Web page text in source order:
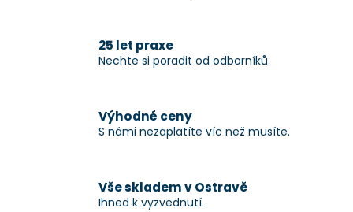
25 let praxe
Nechte si poradit od odborníků
Výhodné ceny
S námi nezaplatíte víc než musíte.
Vše skladem v Ostravě
Ihned k vyzvednutí.